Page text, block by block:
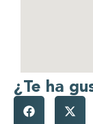
¿Te ha